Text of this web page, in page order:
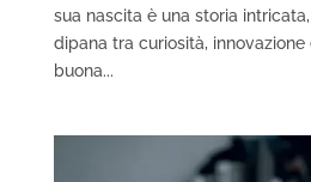
sua nascita è una storia
dipana tra curiosità, innovazione
buona...